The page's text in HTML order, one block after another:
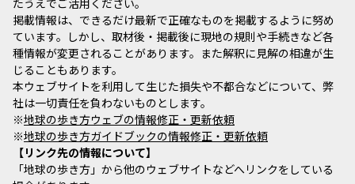
掲載情報は、できるだけ最新で正確なものを掲載するように努め
ています。しかし、取材後・掲載後に現地の規則や手続きなど各
種情報が変更されることがあります。また解釈に見解の相違が生
じることもあります。
本ウェブサイトを利用して生じた損失や不都合などについて、弊
社は一切責任を負わないものとします。
※地球の歩き方ウェブの情報修正・更新依頼
※地球の歩き方ガイドブックの情報修正・更新依頼
リンク先の情報について
「地球の歩き方」から他のウェブサイトなどへリンクをしている